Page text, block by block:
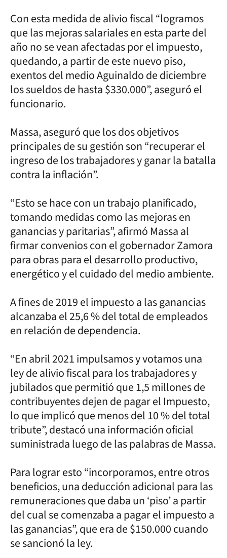
Con esta medida de alivio fiscal “logramos
que las mejoras salariales en esta parte del
año no se vean afectadas por el impuesto,
quedando, a partir de este nuevo piso,
exentos del medio Aguinaldo de diciembre
los sueldos de hasta $330.000”, aseguró el
funcionario.
Massa, aseguró que los dos objetivos
principales de su gestión son “recuperar el
ingreso de los trabajadores y ganar la batalla
contra la inflación”.
“Esto se hace con un trabajo planificado,
tomando medidas como las mejoras en
ganancias y paritarias”, afirmó Massa al
firmar convenios con el gobernador Zamora
para obras para el desarrollo productivo,
energético y el cuidado del medio ambiente.
A fines de 2019 el impuesto a las ganancias
alcanzaba el 25,6 % del total de empleados
en relación de dependencia.
“En abril 2021 impulsamos y votamos una
ley de alivio fiscal para los trabajadores y
jubilados que permitió que 1,5 millones de
contribuyentes dejen de pagar el Impuesto,
lo que implicó que menos del 10 % del total
tribute”, destacó una información oficial
suministrada luego de las palabras de Massa.
Para lograr esto “incorporamos, entre otros
beneficios, una deducción adicional para las
remuneraciones que daba un ‘piso’ a partir
del cual se comenzaba a pagar el impuesto a
las ganancias”, que era de $150.000 cuando
se sancionó la ley.